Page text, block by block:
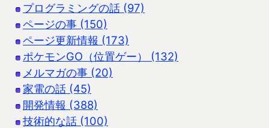
プログラミングの話 (97)
ページの事 (150)
ページ更新情報 (173)
ポケモンGO（位置ゲー） (132)
メルマガの事 (20)
家電の話 (45)
開発情報 (388)
技術的な話 (100)